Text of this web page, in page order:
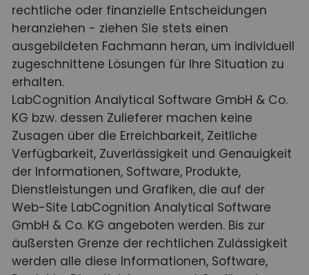
rechtliche oder finanzielle Entscheidungen
heranziehen - ziehen Sie stets einen
ausgebildeten Fachmann heran, um individuell
zugeschnittene Lösungen für Ihre Situation zu
erhalten.
LabCognition Analytical Software GmbH & Co.
KG bzw. dessen Zulieferer machen keine
Zusagen über die Erreichbarkeit, Zeitliche
Verfügbarkeit, Zuverlässigkeit und Genauigkeit
der Informationen, Software, Produkte,
Dienstleistungen und Grafiken, die auf der
Web-Site LabCognition Analytical Software
GmbH & Co. KG angeboten werden. Bis zur
äußersten Grenze der rechtlichen Zulässigkeit
werden alle diese Informationen, Software,